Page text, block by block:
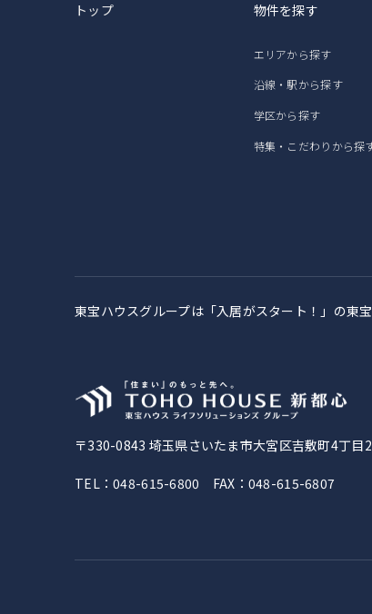
トップ 物件を探す
エリアから探す
沿線・駅から探す
学区から探す
特集・こだわりから探
東宝ハウスグループは「入居がスタート！」の東
〒330-0843 埼玉県さいたま市大宮区吉敷町4丁目
TEL：048-615-6800 FAX：048-615-6807